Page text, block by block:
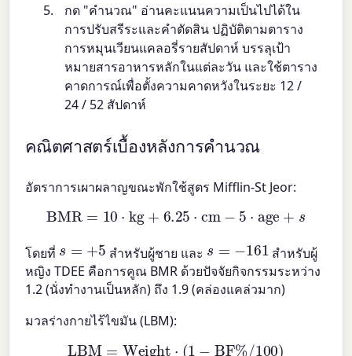
กด "คำนวณ" อ่านคะแนนความเป็นไปได้ใน
การปรับสรีระและคำตัดสิน ปฏิบัติตามตาราง
การหมุนเวียนแคลอรี่รายสัปดาห์ บรรลุเป้า
หมายสารอาหารหลักในแต่ละวัน และใช้ตาราง
คาดการณ์เพื่อตั้งความคาดหวังในระยะ 12 /
24 / 52 สัปดาห์
คณิตศาสตร์เบื้องหลังการคำนวณ
อัตราการเผาผลาญขณะพักใช้สูตร Mifflin-St Jeor:
BMR=10⋅kg +6.25⋅ cm 5⋅age+
โดยที่ s =+ 5 สำหรับผู้ชาย และ s =− 161
สำหรับผู้
หญิง TDEE คือการคูณ BMR ด้วยปัจจัยกิจกรรมระหว่าง
1.2 (นั่งทำงานเป็นหลัก) ถึง 1.9 (คล่องแคล่วมาก)
มวลร่างกายไร้ไขมัน (LBM):
LBM= Weight⋅(1 −BF%/100 )